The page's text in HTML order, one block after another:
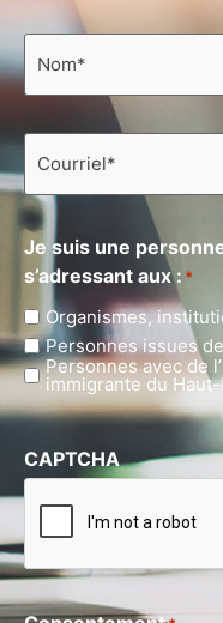
Nom
Courriel
Je suis une
s’adressant aux : *
Organismes,
Personnes issues
Personnes avec de
immigrante du
CAPTCHA